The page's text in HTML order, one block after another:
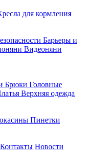
для кормления
Барьеры и
Видеоняни
Брюки Головные
Верхняя одежда
Пинетки
Контакты Новости